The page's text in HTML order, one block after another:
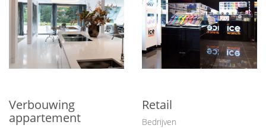
Verbouwing
appartement
Retail
Bedrijven